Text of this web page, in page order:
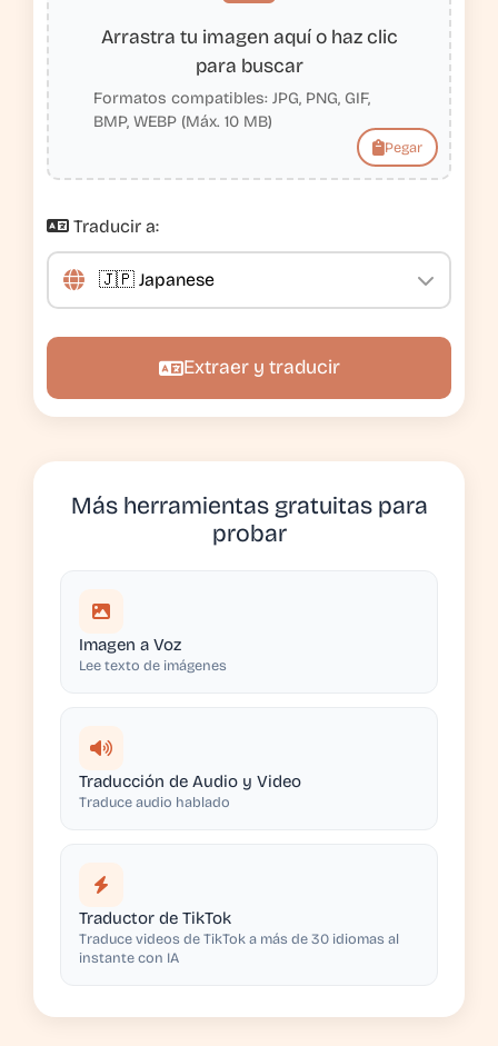
Arrastra tu imagen aquí o haz clic
para buscar
Formatos compatibles: JPG, PNG, GIF,
BMP, WEBP (Máx. 10 MB)
Pegar
Traducir a:
Extraer y traducir
Más herramientas gratuitas para
probar
Imagen a Voz
Lee texto de imágenes
Traducción de Audio y Video
Traduce audio hablado
Traductor de TikTok
Traduce videos de TikTok a más de 30 idiomas al
instante con IA